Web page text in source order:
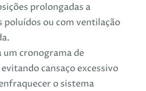
prolongadas a
poluídos ou com ventilação
um cronograma de
cansaço excessivo
o sistema